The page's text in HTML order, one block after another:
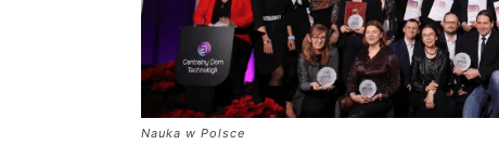
Nauka w Polsce